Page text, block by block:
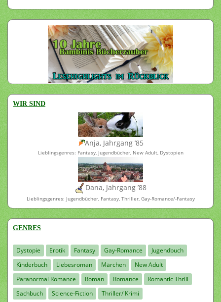
WIR SIND
Anja, Jahrgang ’85
Lieblingsgenres: Fantasy, Jugendbücher, New Adult, Dystopien
Dana, Jahrgang ’88
Lieblingsgenres: Jugendbücher, Fantasy, Thriller, Gay-Romance/-Fantasy
GENRES
Dystopie Erotik Fantasy Gay-Romance
Jugendbuch
Kinderbuch
Liebesroman Märchen
New Adult
Paranormal Romance
Roman Romance
Romantic Thrill
Sachbuch
Science-Fiction Thriller/ Krimi